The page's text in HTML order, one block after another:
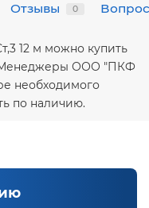
Отзывы 0
12 м можно купить
Менеджеры ООО "ПКФ
необходимого
по наличию.